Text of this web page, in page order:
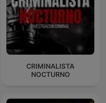
CRIMINALISTA
NOCTURNO